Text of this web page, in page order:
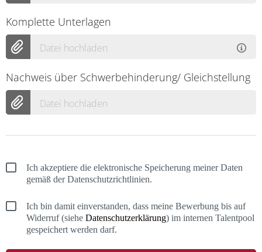
Komplette Unterlagen
Datei hochladen
Nachweis über Schwerbehinderung/ Gleichstellung
Datei hochladen
Ich akzeptiere die elektronische Speicherung meiner Daten
gemäß der Datenschutzrichtlinien.
Ich bin damit einverstanden, dass meine Bewerbung bis auf
Widerruf (siehe Datenschutzerklärung) im internen Talentpool
gespeichert werden darf.